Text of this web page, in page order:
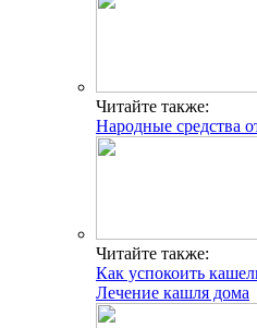
Читайте также:
Народные средства
Читайте также:
Как успокоить
Лечение кашля дома